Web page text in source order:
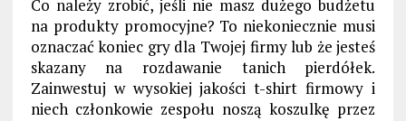
Co należy zrobić, jeśli nie masz dużego budżetu
na produkty promocyjne? To niekoniecznie musi
oznaczać koniec gry dla Twojej firmy lub że jesteś
skazany na rozdawanie tanich pierdółek.
Zainwestuj w wysokiej jakości t-shirt firmowy i
niech członkowie zespołu noszą koszulkę przez